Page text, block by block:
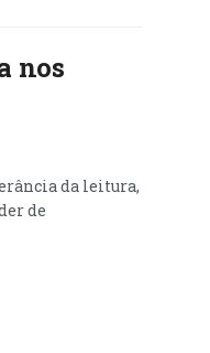
nos
da leitura,
de